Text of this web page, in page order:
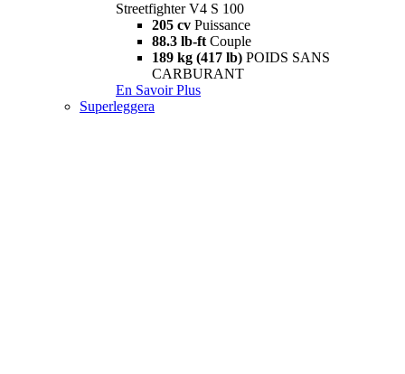
Streetfighter V4 S 100
205 cv Puissance
88.3 lb-ft Couple
189 kg (417 lb) POIDS SANS
CARBURANT
En Savoir Plus
Superleggera